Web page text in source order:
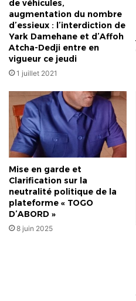
de véhicules,
augmentation du nombre
d’essieux : l’interdiction de
Yark Damehane et d’Affoh
Atcha-Dedji entre en
vigueur ce jeudi
1 juillet 2021
Mise en garde et
Clarification sur la
neutralité politique de la
plateforme « TOGO
D’ABORD »
8 juin 2025